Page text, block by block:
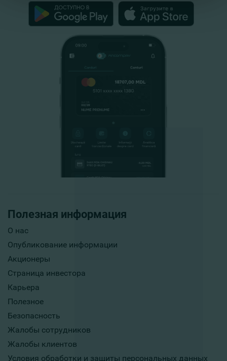
Полезная информация
О нас
Опубликование информации
Акционеры
Страница инвестора
Карьера
Полезное
Безопасность
Жалобы сотрудников
Жалобы клиентов
Условия обработки и защиты персональных данных